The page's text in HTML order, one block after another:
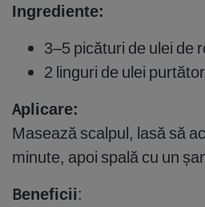
Ingrediente:
3–5 picături de ulei de
2 linguri de ulei
Aplicare:
Masează scalpul, lasă să
minute, apoi spală cu un
Beneficii: